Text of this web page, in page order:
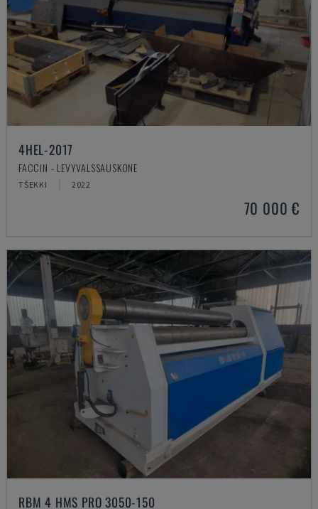
4HEL-2017
FACCIN - LEVYVALSSAUSKONE
TŠEKKI 2022
70 000 €
RBM 4 HMS PRO 3050-150